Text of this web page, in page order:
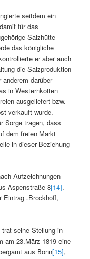
seitdem ein
für das
Salzhütte
das königliche
er aber auch
die Salzproduktion
darüber
in Westernkotten
ausgeliefert bzw.
verkauft wurde.
Sorge tragen, dass
dem freien Markt
in dieser Beziehung
Aufzeichnungen
Aspenstraße 8[14].
„Brockhoff,
seine Stellung in
am 23.März 1819 eine
aus Bonn[15],